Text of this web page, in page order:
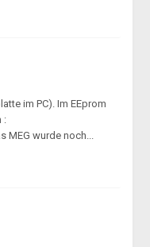
im PC). Im EEprom
:
MEG wurde noch...